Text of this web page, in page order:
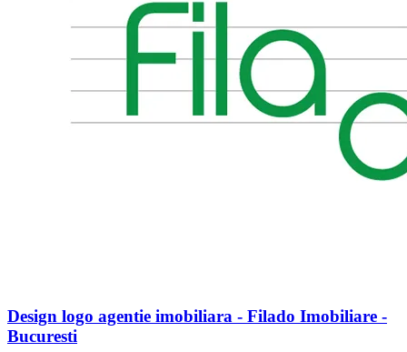
Design logo agentie imobiliara - Filado Imobiliare -
Bucuresti